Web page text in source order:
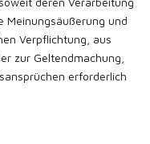
Meinungsäußerung und
Verpflichtung, aus
zur Geltendmachung,
erforderlich